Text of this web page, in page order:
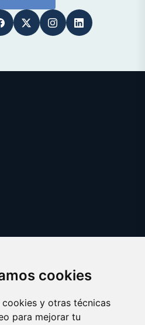
cookies
cookies y otras técnicas
para mejorar tu
preferences